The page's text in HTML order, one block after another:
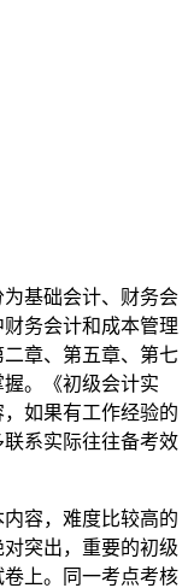
为基础会计、财务会
务会计和成本管理
章、第五章、第七
。《初级会计实
如果有工作经验的
系实际往往备考效
容，难度比较高的
突出，重要的初级
上。同一考点考核